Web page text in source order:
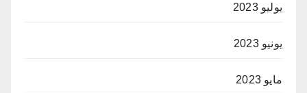
يوليو 2023
يونيو 2023
مايو 2023